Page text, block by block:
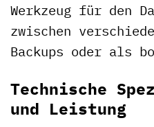
Werkzeug für den
zwischen
Backups oder als
Technische
und Leistung